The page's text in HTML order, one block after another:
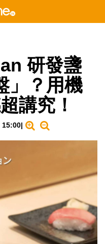
研發盞
」？用機
講究！
15:00|